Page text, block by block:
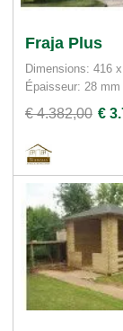
Fraja Plus
Dimensions: 416
Épaisseur: 28 mm
€ 4.382,00 €